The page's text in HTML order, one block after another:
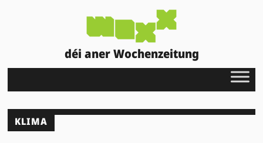
déi aner Wochenzeitung
KLIMA